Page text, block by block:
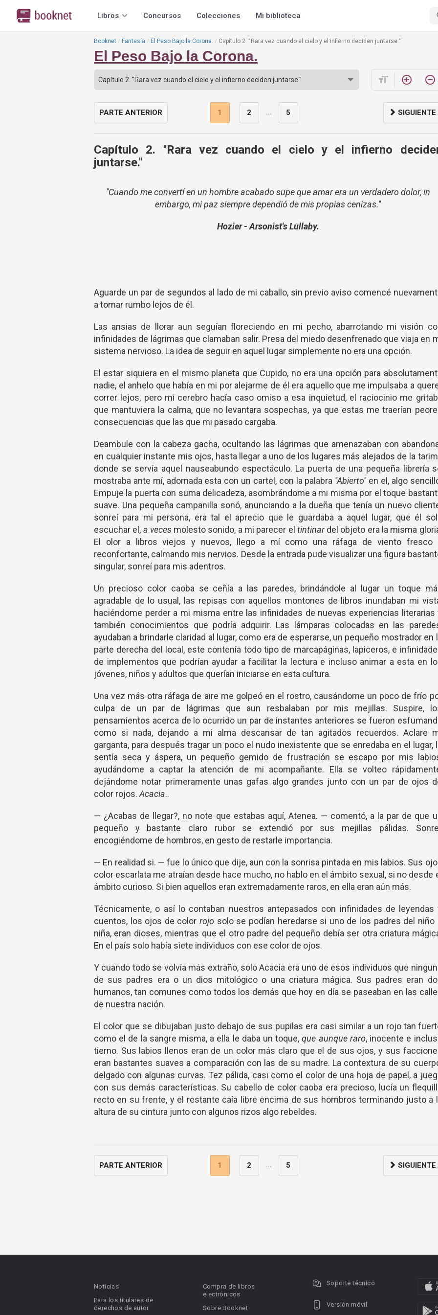
Libros Concursos Colecciones Mi biblioteca
Booknet Fantasía El Peso Bajo la Corona. Capítulo 2. ''Rara vez cuando el cielo y el infierno deciden juntarse.''
El Peso Bajo la Corona.
format_size add_circle_outline remove_circle_outline
PARTE ANTERIOR 1 2 ... 5 SIGUIENTE
Capítulo 2. ''Rara vez cuando el cielo y el infierno
juntarse.''
''Cuando me convertí en un hombre acabado supe que amar era un verdadero dolor, in
embargo, mi paz siempre dependió de mis propias cenizas.''
Hozier - Arsonist's Lullaby.
Aguarde un par de segundos al lado de mi caballo, sin previo aviso comencé
a tomar rumbo lejos de él.
Las ansias de llorar aun seguían floreciendo en mi pecho, abarrotando mi visión
infinidades de lágrimas que clamaban salir. Presa del miedo desenfrenado que viaja en
sistema nervioso. La idea de seguir en aquel lugar simplemente no era una opción.
El estar siquiera en el mismo planeta que Cupido, no era una opción para
nadie, el anhelo que había en mi por alejarme de él era aquello que me impulsaba a
correr lejos, pero mi cerebro hacía caso omiso a esa inquietud, el raciocinio me
que mantuviera la calma, que no levantara sospechas, ya que estas me traerían
consecuencias que las que mi pasado cargaba.
Deambule con la cabeza gacha, ocultando las lágrimas que amenazaban con
en cualquier instante mis ojos, hasta llegar a uno de los lugares más alejados de la
donde se servía aquel nauseabundo espectáculo. La puerta de una pequeña librería
mostraba ante mí, adornada esta con un cartel, con la palabra ''Abierto'' en el, algo
Empuje la puerta con suma delicadeza, asombrándome a mi misma por el toque
suave. Una pequeña campanilla sonó, anunciando a la dueña que tenía un nuevo
sonreí para mi persona, era tal el aprecio que le guardaba a aquel lugar, que él
escuchar el, a vecesmolesto sonido, a mi parecer el tintinardel objeto era la misma
El olor a libros viejos y nuevos, llego a mí como una ráfaga de viento fresco
reconfortante, calmando mis nervios. Desde la entrada pude visualizar una figura
singular, sonreí para mis adentros.
Un precioso color caoba se ceñía a las paredes, brindándole al lugar un toque
agradable de lo usual, las repisas con aquellos montones de libros inundaban mi
haciéndome perder a mi misma entre las infinidades de nuevas experiencias literarias
también conocimientos que podría adquirir. Las lámparas colocadas en las
ayudaban a brindarle claridad al lugar, como era de esperarse, un pequeño mostrador en
parte derecha del local, este contenía todo tipo de marcapáginas, lapiceros, e
de implementos que podrían ayudar a facilitar la lectura e incluso animar a esta en
jóvenes, niños y adultos que querían iniciarse en esta cultura.
Una vez más otra ráfaga de aire me golpeó en el rostro, causándome un poco de frío
culpa de un par de lágrimas que aun resbalaban por mis mejillas. Suspire,
pensamientos acerca de lo ocurrido un par de instantes anteriores se fueron
como si nada, dejando a mi alma descansar de tan agitados recuerdos. Aclare
garganta, para después tragar un poco el nudo inexistente que se enredaba en el lugar,
sentía seca y áspera, un pequeño gemido de frustración se escapo por mis
ayudándome a captar la atención de mi acompañante. Ella se volteo
dejándome notar primeramente unas gafas algo grandes junto con un par de ojos
color rojos. Acacia..
— ¿Acabas de llegar?, no note que estabas aquí, Atenea. — comentó, a la par de que
pequeño y bastante claro rubor se extendió por sus mejillas pálidas.
encogiéndome de hombros, en gesto de restarle importancia.
— En realidad si. — fue lo único que dije, aun con la sonrisa pintada en mis labios. Sus
color escarlata me atraían desde hace mucho, no hablo en el ámbito sexual, si no desde
ámbito curioso. Si bien aquellos eran extremadamente raros, en ella eran aún más.
Técnicamente, o así lo contaban nuestros antepasados con infinidades de leyendas
cuentos, los ojos de color rojo solo se podían heredarse si uno de los padres del niño
niña, eran dioses, mientras que el otro padre del pequeño debía ser otra criatura
En el país solo había siete individuos con ese color de ojos.
Y cuando todo se volvía más extraño, solo Acacia era uno de esos individuos que
de sus padres era o un dios mitológico o una criatura mágica. Sus padres eran
humanos, tan comunes como todos los demás que hoy en día se paseaban en las
de nuestra nación.
El color que se dibujaban justo debajo de sus pupilas era casi similar a un rojo tan
como el de la sangre misma, a ella le daba un toque,que aunque raro, inocente e
tierno. Sus labios llenos eran de un color más claro que el de sus ojos, y sus
eran bastantes suaves a comparación con las de su madre. La contextura de su
delgado con algunas curvas. Tez pálida, casi como el color de una hoja de papel, a
con sus demás características. Su cabello de color caoba era precioso, lucía un
recto en su frente, y el restante caía libre encima de sus hombros terminando justo a
altura de su cintura junto con algunos rizos algo rebeldes.
PARTE ANTERIOR 1 2 ... 5 SIGUIENTE
Noticias
Para los titulares de
derechos de autor
Compra de libros
electrónicos
Sobre Booknet
Soporte técnico
Versión móvil